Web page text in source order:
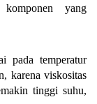
komponen yang
pada temperatur
karena viskositas
tinggi suhu,